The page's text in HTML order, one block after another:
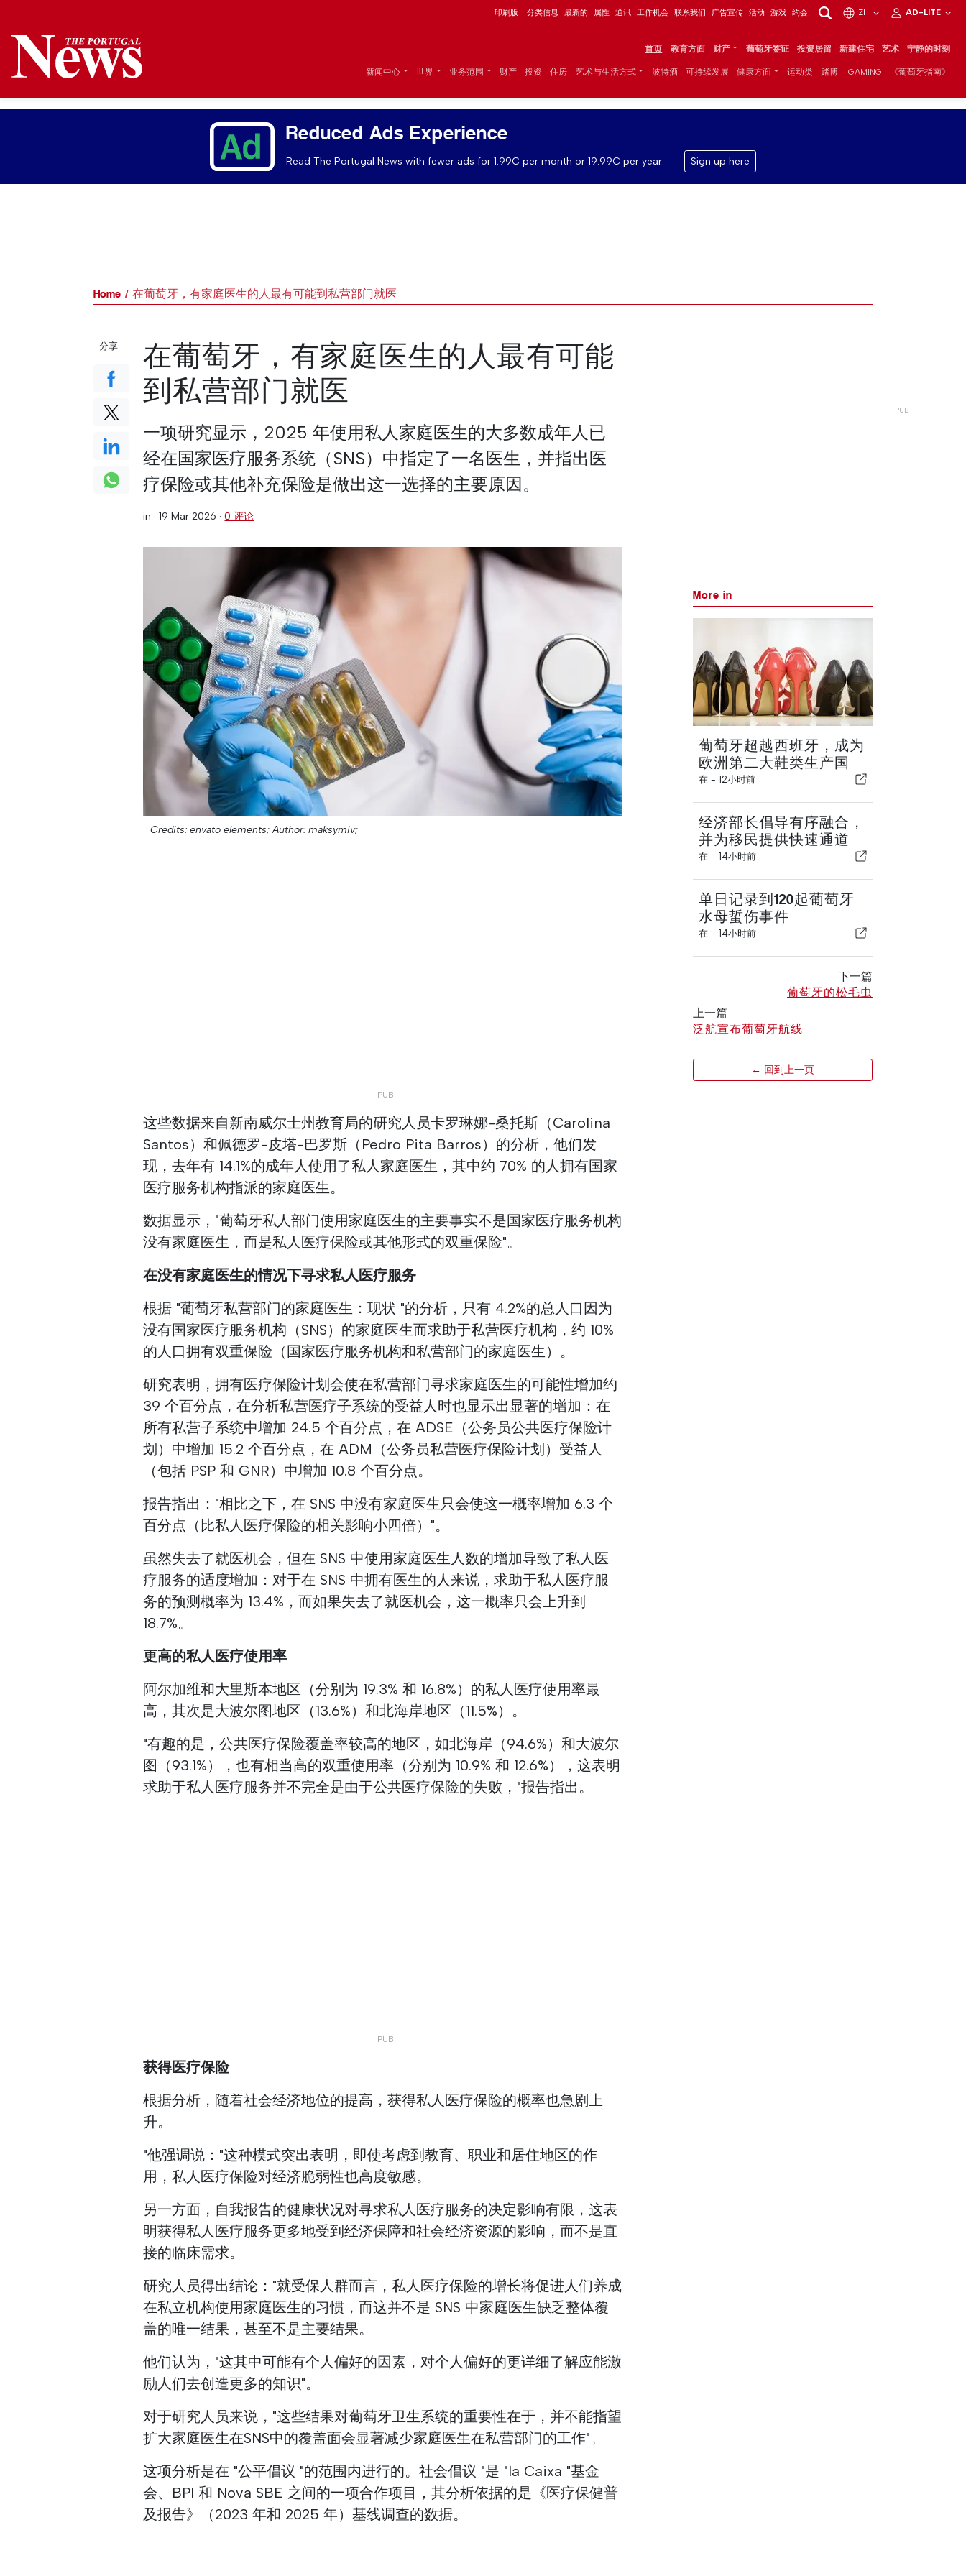
印刷版 分类信息 最新的 属性 通讯 工作机会 联系我们 广告宣传 活动 游戏 约会 ZH AD-LITE
首页 教育方面 财产 葡萄牙签证 投资居留 新建住宅 艺术 宁静的时刻
新闻中心 世界 业务范围 财产 投资 住房 艺术与生活方式 波特酒 可持续发展 健康方面 运动类 赌博 IGAMING 《葡萄牙指南》
Reduced Ads Experience
Read The Portugal News with fewer ads for 1.99€ per month or 19.99€ per year. Sign up here
Home 在葡萄牙，有家庭医生的人最有可能到私营部门就医
在葡萄牙，有家庭医生的人最有可能
到私营部门就医
一项研究显示，2025 年使用私人家庭医生的大多数成年人已
经在国家医疗服务系统（SNS）中指定了一名医生，并指出医
疗保险或其他补充保险是做出这一选择的主要原因。
in ·19 Mar 2026 ·0 评论
Credits: envato elements; Author: maksymiv;
这些数据来自新南威尔士州教育局的研究人员卡罗琳娜-桑托斯（Carolina
Santos）和佩德罗-皮塔-巴罗斯（Pedro Pita Barros）的分析，他们发
现，去年有 14.1%的成年人使用了私人家庭医生，其中约 70% 的人拥有国家
医疗服务机构指派的家庭医生。
数据显示，"葡萄牙私人部门使用家庭医生的主要事实不是国家医疗服务机构
没有家庭医生，而是私人医疗保险或其他形式的双重保险"。
在没有家庭医生的情况下寻求私人医疗服务
根据 "葡萄牙私营部门的家庭医生：现状 "的分析，只有 4.2%的总人口因为
没有国家医疗服务机构（SNS）的家庭医生而求助于私营医疗机构，约 10%
的人口拥有双重保险（国家医疗服务机构和私营部门的家庭医生）。
研究表明，拥有医疗保险计划会使在私营部门寻求家庭医生的可能性增加约
39 个百分点，在分析私营医疗子系统的受益人时也显示出显著的增加：在
所有私营子系统中增加 24.5 个百分点，在 ADSE（公务员公共医疗保险计
划）中增加 15.2 个百分点，在 ADM（公务员私营医疗保险计划）受益人
（包括 PSP 和 GNR）中增加 10.8 个百分点。
报告指出："相比之下，在 SNS 中没有家庭医生只会使这一概率增加 6.3 个
百分点（比私人医疗保险的相关影响小四倍）"。
虽然失去了就医机会，但在 SNS 中使用家庭医生人数的增加导致了私人医
疗服务的适度增加：对于在 SNS 中拥有医生的人来说，求助于私人医疗服
务的预测概率为 13.4%，而如果失去了就医机会，这一概率只会上升到
18.7%。
更高的私人医疗使用率
阿尔加维和大里斯本地区（分别为 19.3% 和 16.8%）的私人医疗使用率最
高，其次是大波尔图地区（13.6%）和北海岸地区（11.5%）。
"有趣的是，公共医疗保险覆盖率较高的地区，如北海岸（94.6%）和大波尔
图（93.1%），也有相当高的双重使用率（分别为 10.9% 和 12.6%），这表明
求助于私人医疗服务并不完全是由于公共医疗保险的失败，"报告指出。
获得医疗保险
根据分析，随着社会经济地位的提高，获得私人医疗保险的概率也急剧上
升。
"他强调说："这种模式突出表明，即使考虑到教育、职业和居住地区的作
用，私人医疗保险对经济脆弱性也高度敏感。
另一方面，自我报告的健康状况对寻求私人医疗服务的决定影响有限，这表
明获得私人医疗服务更多地受到经济保障和社会经济资源的影响，而不是直
接的临床需求。
研究人员得出结论："就受保人群而言，私人医疗保险的增长将促进人们养成
在私立机构使用家庭医生的习惯，而这并不是 SNS 中家庭医生缺乏整体覆
盖的唯一结果，甚至不是主要结果。
他们认为，"这其中可能有个人偏好的因素，对个人偏好的更详细了解应能激
励人们去创造更多的知识"。
对于研究人员来说，"这些结果对葡萄牙卫生系统的重要性在于，并不能指望
扩大家庭医生在SNS中的覆盖面会显著减少家庭医生在私营部门的工作"。
这项分析是在 "公平倡议 "的范围内进行的。社会倡议 "是 "la Caixa "基金
会、BPI 和 Nova SBE 之间的一项合作项目，其分析依据的是《医疗保健普
及报告》（2023 年和 2025 年）基线调查的数据。
分享
More in
葡萄牙超越西班牙，成为
欧洲第二大鞋类生产国
在 - 12小时前
经济部长倡导有序融合，
并为移民提供快速通道
在 - 14小时前
单日记录到120起葡萄牙
水母蜇伤事件
在 - 14小时前
下一篇
葡萄牙的松毛虫
上一篇
泛航宣布葡萄牙航线
← 回到上一页